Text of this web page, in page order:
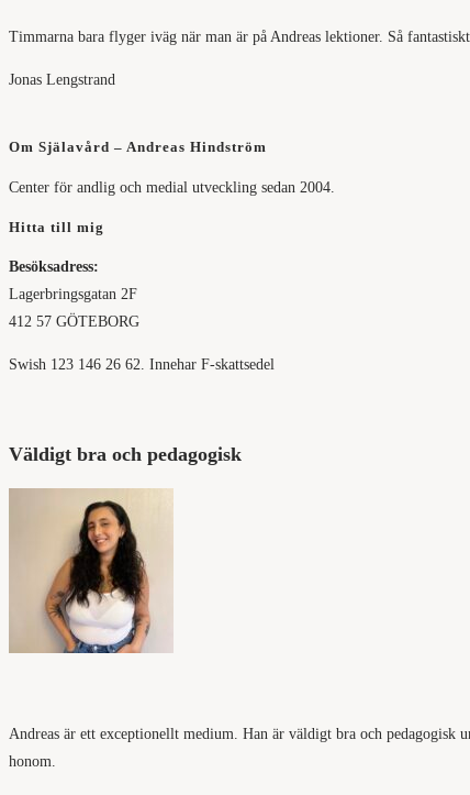
Timmarna bara flyger iväg när man är på Andreas lektioner. Så
Jonas Lengstrand
Om Själavård – Andreas Hindström
Center för andlig och medial utveckling sedan 2004.
Hitta till mig
Besöksadress:
Lagerbringsgatan 2F
412 57 GÖTEBORG
Swish 123 146 26 62. Innehar F-skattsedel
Väldigt bra och pedagogisk
Andreas är ett exceptionellt medium. Han är väldigt bra och
honom.